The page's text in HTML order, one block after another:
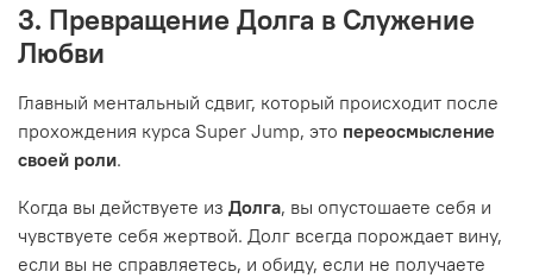
3. Превращение Долга в Служение
Любви
Главный ментальный сдвиг, который происходит после
прохождения курса Super Jump, это переосмысление
своей роли.
Когда вы действуете из Долга, вы опустошаете себя и
чувствуете себя жертвой. Долг всегда порождает вину,
если вы не справляетесь, и обиду, если не получаете